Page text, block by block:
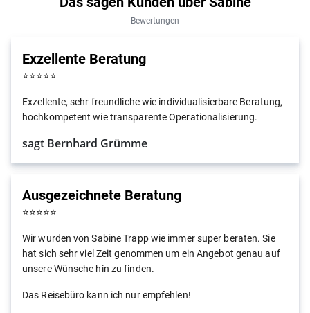
Bewertungen
Exzellente Beratung
⭐⭐⭐⭐⭐
Exzellente, sehr freundliche wie individualisierbare Beratung,
hochkompetent wie transparente Operationalisierung.
sagt Bernhard Grümme
Ausgezeichnete Beratung
⭐⭐⭐⭐⭐
Wir wurden von Sabine Trapp wie immer super beraten. Sie
hat sich sehr viel Zeit genommen um ein Angebot genau auf
unsere Wünsche hin zu finden.
Das Reisebüro kann ich nur empfehlen!